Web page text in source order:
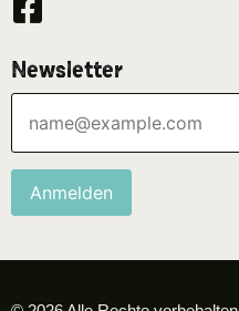
Newsletter
Anmelden